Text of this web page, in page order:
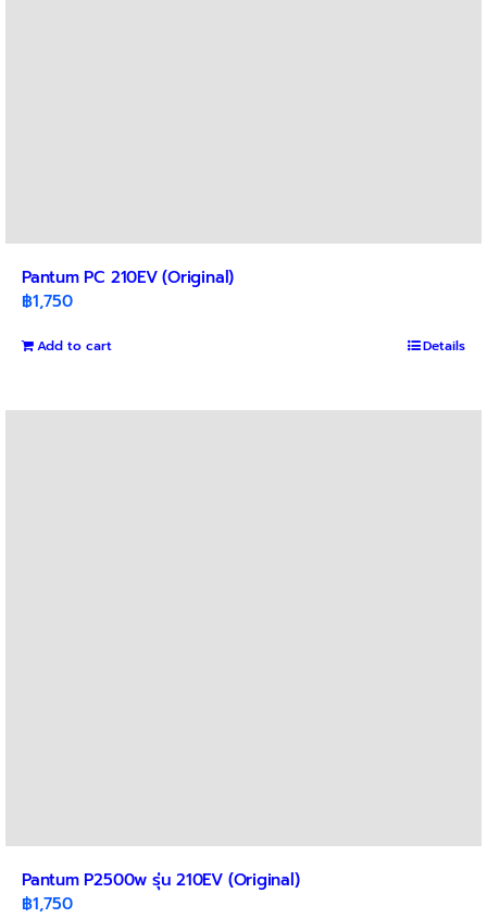
Pantum PC 210EV (Original)
฿1,750
Add to cart Details
Pantum P2500w รุ่น 210EV (Original)
฿1,750